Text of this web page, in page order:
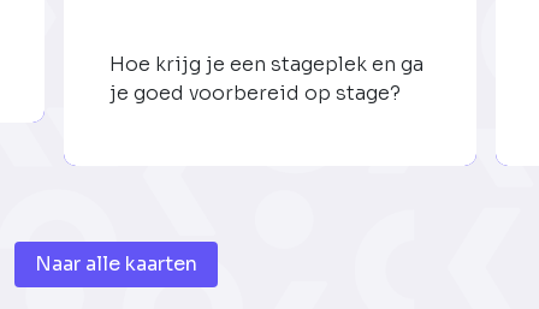
Hoe krijg je een stageplek en ga
je goed voorbereid op stage?
Naar alle kaarten